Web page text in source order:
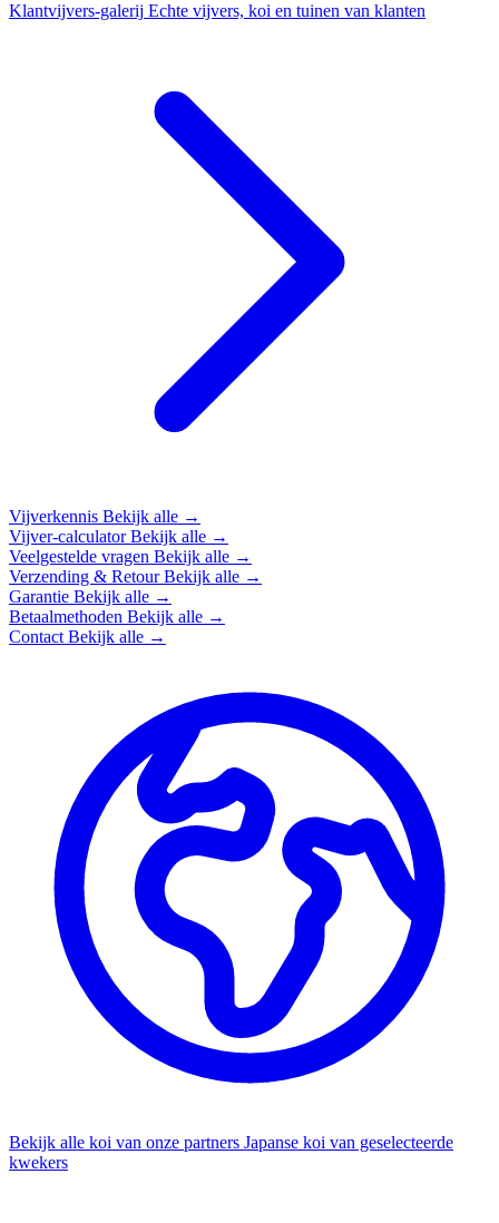
Klantvijvers-galerij Echte vijvers, koi en tuinen van klanten
Vijverkennis Bekijk alle →
Vijver-calculatorBekijk alle →
Veelgestelde vragen Bekijk alle →
Verzending & RetourBekijk alle →
Garantie Bekijk alle →
Betaalmethoden Bekijk alle →
Contact Bekijk alle →
Bekijk alle koi van onze partners Japanse koi van geselecteerde
kwekers